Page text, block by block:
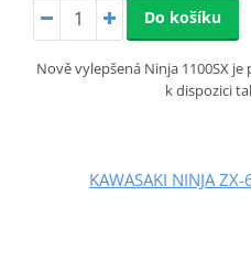
Do košíku
Nově vylepšená Ninja 1100SX
k dispozici
KAWASAKI NINJA